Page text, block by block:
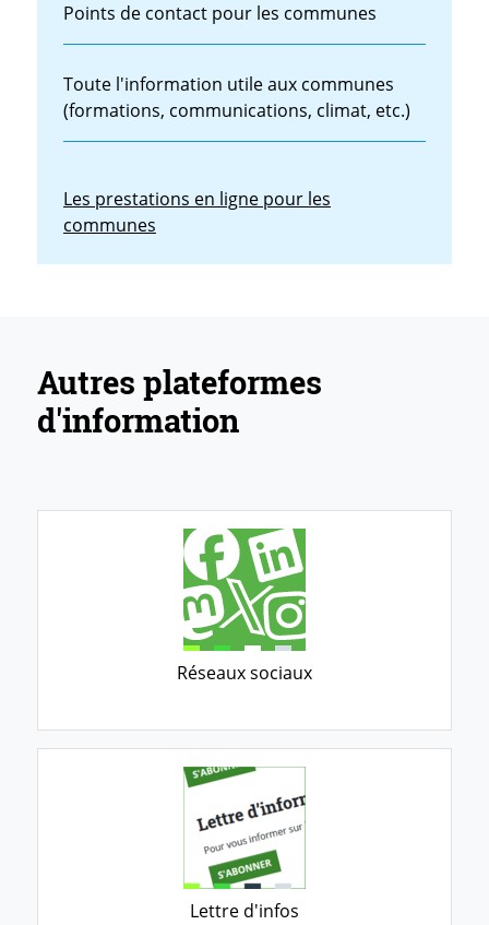
Points de contact pour les communes
Toute l'information utile aux communes
(formations, communications, climat, etc.)
Les prestations en ligne pour les
communes
Autres plateformes
d'information
Réseaux sociaux
Lettre d'infos